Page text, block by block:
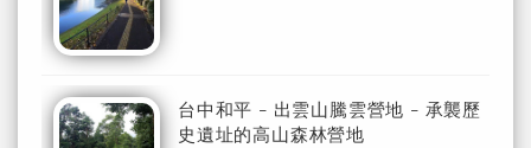
台中和平 - 出雲山騰雲營地 - 承襲歷
史遺址的高山森林營地